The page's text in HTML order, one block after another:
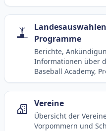
Programme
Berichte,
Informationen über
Baseball Academy,
Vereine
Übersicht der
Vorpommern und